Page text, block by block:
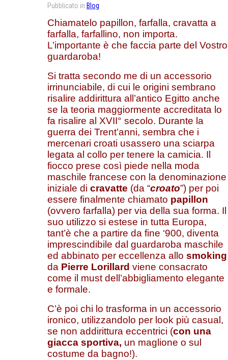
Pubblicato in Blog
Chiamatelo papillon, farfalla, cravatta a
farfalla, farfallino, non importa.
L’importante è che faccia parte del Vostro
guardaroba!
Si tratta secondo me di un accessorio
irrinunciabile, di cui le origini sembrano
risalire addirittura all’antico Egitto anche
se la teoria maggiormente accreditata lo
fa risalire al XVII° secolo. Durante la
guerra dei Trent’anni, sembra che i
mercenari croati usassero una sciarpa
legata al collo per tenere la camicia. Il
fiocco prese così piede nella moda
maschile francese con la denominazione
iniziale di cravatte (da “croato”) per poi
essere finalmente chiamato papillon
(ovvero farfalla) per via della sua forma. Il
suo utilizzo si estese in tutta Europa,
tant’è che a partire da fine ‘900, diventa
imprescindibile dal guardaroba maschile
ed abbinato per eccellenza allo smoking
da Pierre Lorillard viene consacrato
come il must dell’abbigliamento elegante
e formale.
C’è poi chi lo trasforma in un accessorio
ironico, utilizzandolo per look più casual,
se non addirittura eccentrici (con una
giacca sportiva, un maglione o sul
costume da bagno!).